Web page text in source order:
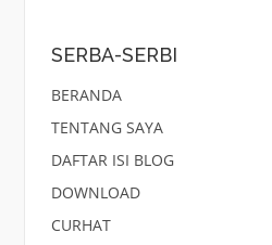
SERBA-SERBI
BERANDA
TENTANG SAYA
DAFTAR ISI BLOG
DOWNLOAD
CURHAT